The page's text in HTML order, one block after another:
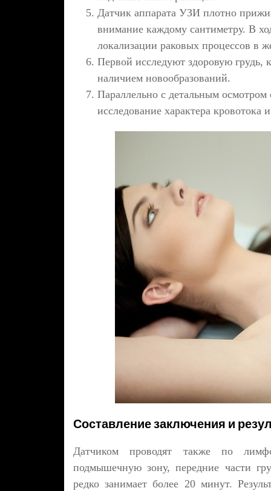
Датчик аппарата УЗИ плотно
внимание каждому сантиметру. В
локализации раковых процессов в
Первой исследуют здоровую грудь,
наличием новообразований.
Параллельно с детальным
исследование характера кровотока
Составление заключения и
Датчиком проводят также по
подмышечную зону, передние части
редко занимает более 20 минут.